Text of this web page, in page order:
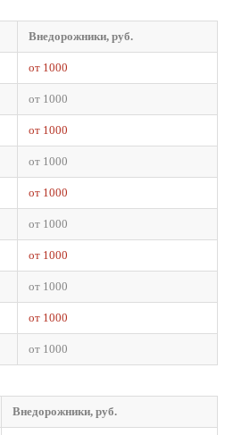
Внедорожники, руб.
от 1000
от 1000
от 1000
от 1000
от 1000
от 1000
от 1000
от 1000
от 1000
от 1000
Внедорожники, руб.